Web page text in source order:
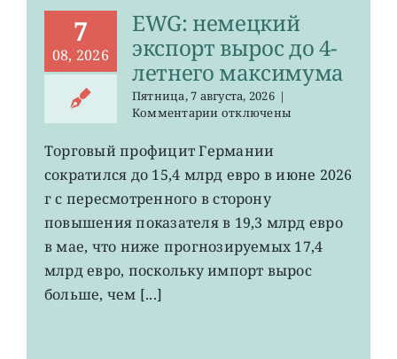
7
08, 2026
EWG: немецкий
экспорт вырос до 4-
летнего максимума
Пятница, 7 августа, 2026 |
Комментариик
EWG:
немецкий
экспорт
вырос
4-
летнего
отключены
Торговый профицит Германии
сократился до 15,4 млрд евро в июне 2026
г с пересмотренного в сторону
повышения показателя в 19,3 млрд евро
в мае, что ниже прогнозируемых 17,4
млрд евро, поскольку импорт вырос
больше, чем [...]